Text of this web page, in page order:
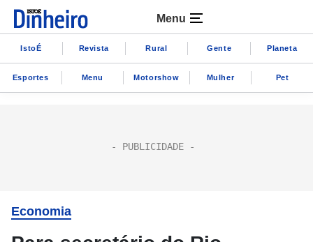
Menu
IstoÉ Revista Rural Gente Planeta
Esportes Menu Motorshow Mulher Pet
Economia